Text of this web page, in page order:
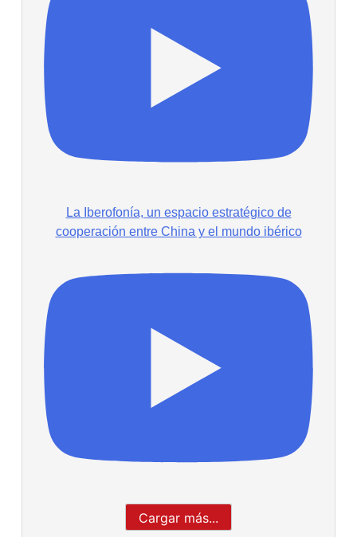
La Iberofonía, un espacio estratégico de
cooperación entre China y el mundo ibérico
Cargar más...